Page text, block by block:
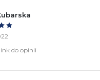
do opinii